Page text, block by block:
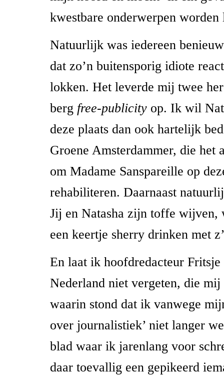
kwestbare onderwerpen worden
Natuurlijk was iedereen
dat zo’n buitensporig idiote
lokken. Het leverde mij twee
berg free-publicity op. Ik wil
deze plaats dan ook hartelijk
Groene Amsterdammer, die het
om Madame Sanspareille op
rehabiliteren. Daarnaast
Jij en Natasha zijn toffe wijven,
een keertje sherry drinken met
En laat ik hoofdredacteur
Nederland niet vergeten, die mij
waarin stond dat ik vanwege
over journalistiek’ niet langer
blad waar ik jarenlang voor
daar toevallig een gepikeerd